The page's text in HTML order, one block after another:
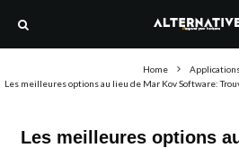
Home
Les meilleures options au lieu de Mar Kov Software:
Les meilleures options